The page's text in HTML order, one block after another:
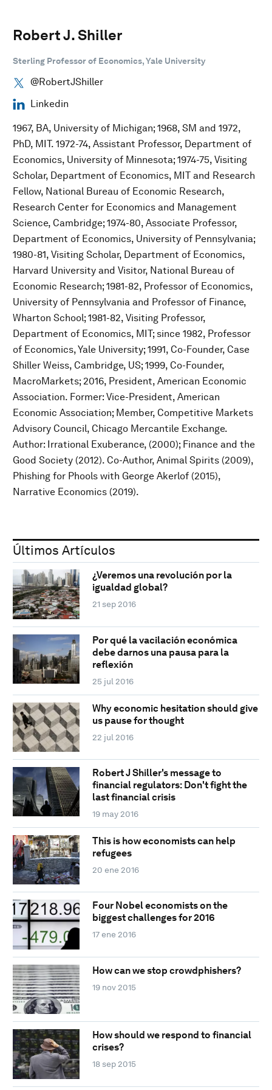
Robert J. Shiller
Sterling Professor of Economics, Yale University
@RobertJShiller
Linkedin
1967, BA, University of Michigan; 1968, SM and 1972,
PhD, MIT. 1972-74, Assistant Professor, Department of
Economics, University of Minnesota; 1974-75, Visiting
Scholar, Department of Economics, MIT and Research
Fellow, National Bureau of Economic Research,
Research Center for Economics and Management
Science, Cambridge; 1974-80, Associate Professor,
Department of Economics, University of Pennsylvania;
1980-81, Visiting Scholar, Department of Economics,
Harvard University and Visitor, National Bureau of
Economic Research; 1981-82, Professor of Economics,
University of Pennsylvania and Professor of Finance,
Wharton School; 1981-82, Visiting Professor,
Department of Economics, MIT; since 1982, Professor
of Economics, Yale University; 1991, Co-Founder, Case
Shiller Weiss, Cambridge, US; 1999, Co-Founder,
MacroMarkets; 2016, President, American Economic
Association. Former: Vice-President, American
Economic Association; Member, Competitive Markets
Advisory Council, Chicago Mercantile Exchange.
Author: Irrational Exuberance, (2000); Finance and the
Good Society (2012). Co-Author, Animal Spirits (2009),
Phishing for Phools with George Akerlof (2015),
Narrative Economics (2019).
Últimos Artículos
¿Veremos una revolución por la
igualdad global?
21 sep 2016
Por qué la vacilación económica
debe darnos una pausa para la
reflexión
25 jul 2016
Why economic hesitation should give
us pause for thought
22 jul 2016
Robert J Shiller's message to
financial regulators: Don't fight the
last financial crisis
19 may 2016
This is how economists can help
refugees
20 ene 2016
Four Nobel economists on the
biggest challenges for 2016
17 ene 2016
How can we stop crowdphishers?
19 nov 2015
How should we respond to financial
crises?
18 sep 2015